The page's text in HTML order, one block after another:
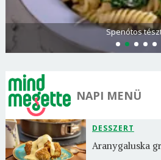
Spenótos
NAPI MENÜ
DESSZERT
Aranygaluska